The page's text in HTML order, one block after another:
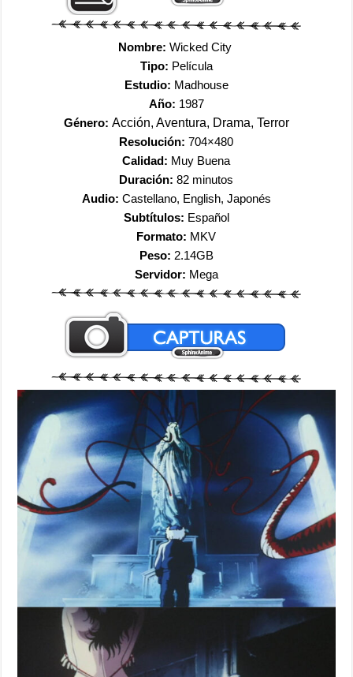
Nombre: Wicked City
Tipo: Película
Estudio: Madhouse
Año: 1987
Género: Acción, Aventura, Drama, Terror
Resolución: 704×480
Calidad: Muy Buena
Duración: 82 minutos
Audio: Castellano, English, Japonés
Subtítulos: Español
Formato: MKV
Peso: 2.14GB
Servidor: Mega